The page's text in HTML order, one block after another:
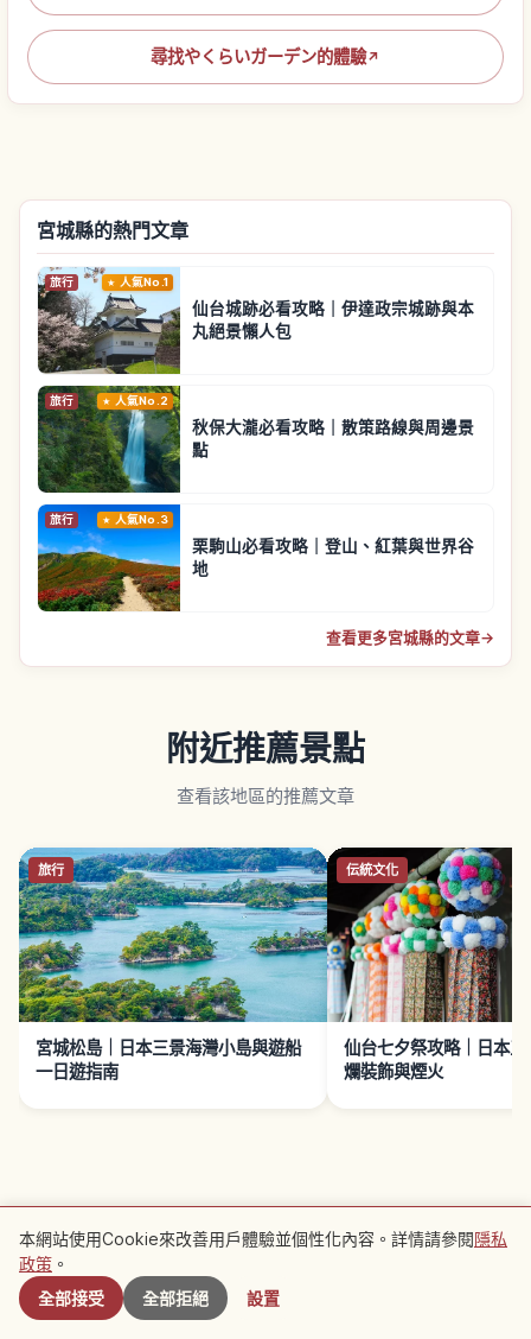
尋找やくらいガーデン的體驗↗
宮城縣的熱門文章
旅行 人氣No.1
仙台城跡必看攻略｜伊達政宗城跡與本
丸絕景懶人包
旅行 人氣No.2
秋保大瀧必看攻略｜散策路線與周邊景
點
旅行 人氣No.3
栗駒山必看攻略｜登山、紅葉與世界谷
地
查看更多宮城縣的文章→
附近推薦景點
查看該地區的推薦文章
旅行
宮城松島｜日本三景海灣小島與遊船
一日遊指南
伝統文化
仙台七夕祭攻略｜日本三
爛裝飾與煙火
旅行
宮城・藏王御釜攻略｜景點、交通與散策
附近景點
了解生活
本網站使用Cookie來改善用戶體驗並個性化內容。詳情請參閱隱私
政策 。
全部接受
全部拒絕 設置